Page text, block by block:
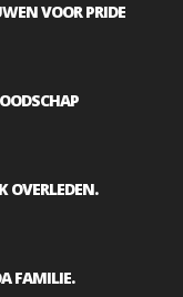
VOOR PRIDE
OVERLEDEN.
FAMILIE.